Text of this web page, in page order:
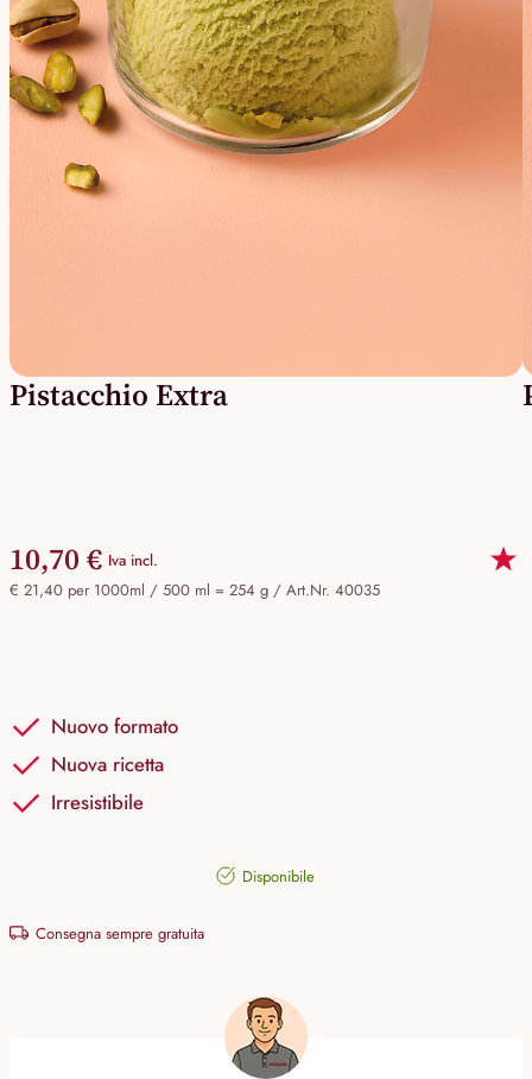
Pistacchio Extra
10,70 € Iva incl.
€ 21,40 per 1000ml / 500 ml = 254 g / Art.Nr. 40035
Nuovo formato
Nuova ricetta
Irresistibile
Disponibile
Consegna sempre gratuita